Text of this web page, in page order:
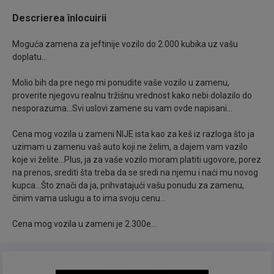
toga tiče..
Konjskih snaga koji se u ovoj kombinaciji pokazao
kao izuzetno mali potrošač i idealan za gradsku
Plin je Atestiran i Atest važi do 09.05.2027.god..
Od opreme poseduje: Klimu, Multimediju,
Navigaciju, Centralnu bravu, Daljinsko zaključavanje,
prozora napred, Sportski volan, Mp3 muziku sa USB
Descrierea înlocuirii
Moguća zamena za jeftinije vozilo do 2.000 kubika uz vašu
doplatu...
Molio bih da pre nego mi ponudite vaše vozilo u zamenu,
proverite njegovu realnu tržišnu vrednost kako nebi dolazilo do
nesporazuma...Svi uslovi zamene su vam ovde napisani...
Cena mog vozila u zameni NIJE ista kao za keš iz razloga što ja
uzimam u zamenu vaš auto koji ne želim, a dajem vam vazilo
koje vi želite...Plus, ja za vaše vozilo moram platiti ugovore, porez
na prenos, srediti šta treba da se sredi na njemu i naći mu novog
kupca...Što znači da ja, prihvatajući vašu ponudu za zamenu,
činim vama uslugu a to ima svoju cenu...
Cena mog vozila u zameni je 2.300e...